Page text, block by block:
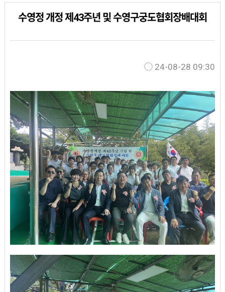
수영정 개정 제43주년 및 수영구궁도협회장배대회
24-08-28 09:30